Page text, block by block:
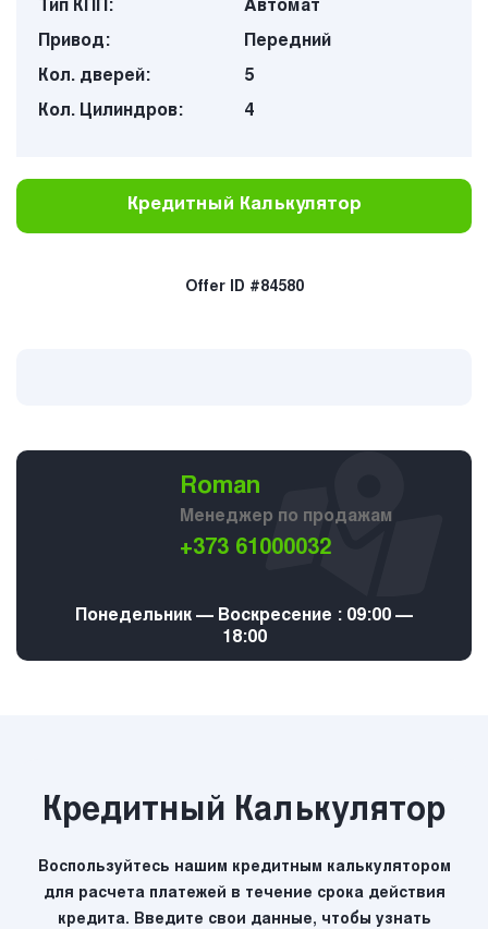
Тип КПП:
Автомат
Привод:
Передний
Кол. дверей:
5
Кол. Цилиндров:
4
Кредитный Калькулятор
Offer ID #84580
Roman
Менеджер по продажам
+373 61000032
Понедельник — Воскресение : 09:00 —
18:00
Кредитный Калькулятор
Воспользуйтесь нашим кредитным калькулятором
для расчета платежей в течение срока действия
кредита. Введите свои данные, чтобы узнать